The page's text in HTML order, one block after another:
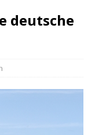
deutsche